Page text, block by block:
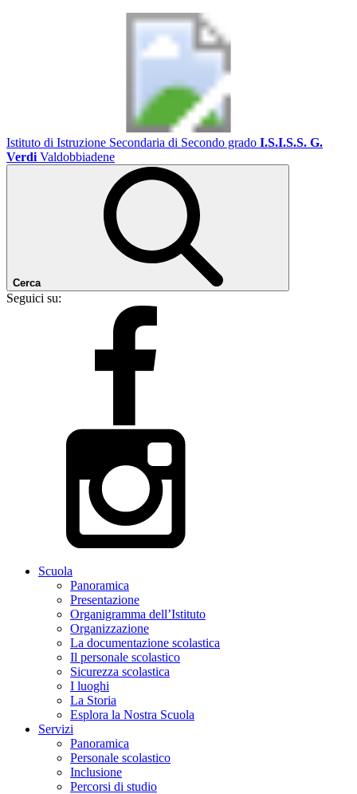
Istituto di Istruzione Secondaria di Secondo grado I.S.I.S.S. G.
Verdi Valdobbiadene
Cerca
Seguici su:
Scuola
Panoramica
Presentazione
Organigramma dell’Istituto
Organizzazione
La documentazione scolastica
Il personale scolastico
Sicurezza scolastica
I luoghi
La Storia
Esplora la Nostra Scuola
Servizi
Panoramica
Personale scolastico
Inclusione
Percorsi di studio